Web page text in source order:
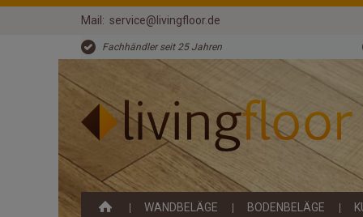
Mail: service@livingfloor.de
Fachhändler seit 25 Jahren
WANDBELÄGE BODENBELÄGE